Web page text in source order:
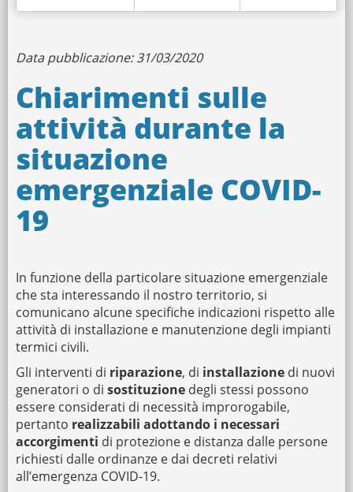
Data pubblicazione: 31/03/2020
Chiarimenti sulle
attività durante la
situazione
emergenziale COVID-
19
In funzione della particolare situazione emergenziale
che sta interessando il nostro territorio, si
comunicano alcune specifiche indicazioni rispetto alle
attività di installazione e manutenzione degli impianti
termici civili.
Gli interventi di riparazione, di installazione di nuovi
generatori o di sostituzione degli stessi possono
essere considerati di necessità improrogabile,
pertanto realizzabili adottando i necessari
accorgimenti di protezione e distanza dalle persone
richiesti dalle ordinanze e dai decreti relativi
all’emergenza COVID-19.